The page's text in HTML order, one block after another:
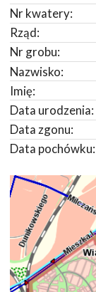
Nr kwatery:
Rząd:
Nr grobu:
Nazwisko:
Imię:
Data urodzenia:
Data zgonu:
Data pochówku: